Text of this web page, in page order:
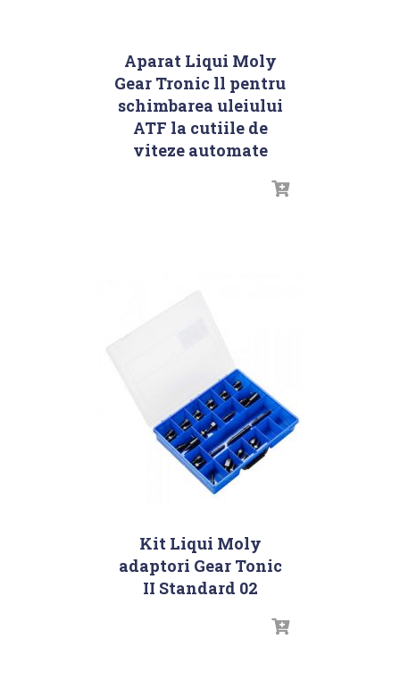
Aparat Liqui Moly
Gear Tronic ll pentru
schimbarea uleiului
ATF la cutiile de
viteze automate
Kit Liqui Moly
adaptori Gear Tonic
II Standard 02